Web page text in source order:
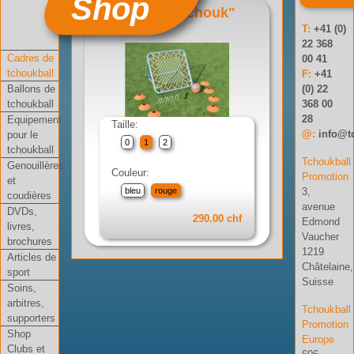
Shop
Cadres de
tchoukball
Ballons de
tchoukball
Equipement
pour le
tchoukball
Genouillères
et
coudières
DVDs,
livres,
brochures
Articles de
sport
Soins,
arbitres,
supporters
Shop
Clubs et
Set "Mini tchouk"
Réf: 01-002-02
Taille:
0 1 2
Couleur:
bleu rouge
290.00 chf
T:+41 (0)
22 368
00 41
F:+41
(0) 22
368 00
28
@:
Tchoukball
Promotion
3,
avenue
Edmond
Vaucher
1219
Châtelaine,
Suisse
Tchoukball
Promotion
Europe